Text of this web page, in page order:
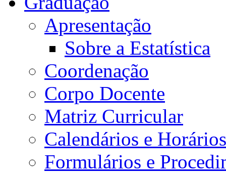
Apresentação
Sobre a Estatística
Coordenação
Corpo Docente
Matriz Curricular
Calendários e Horários
Formulários e